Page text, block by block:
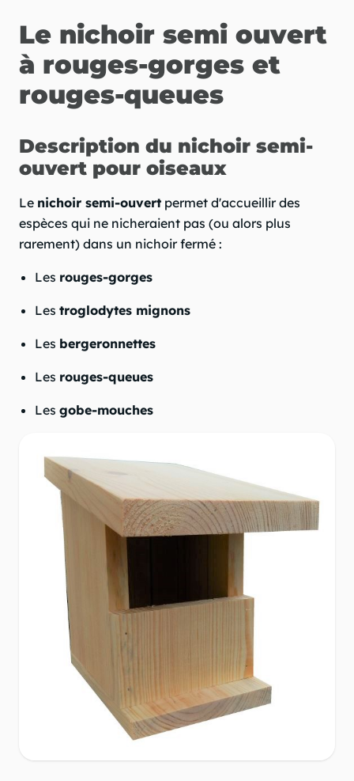
Le nichoir semi ouvert
à rouges-gorges et
rouges-queues
Description du nichoir semi-
ouvert pour oiseaux
Le nichoir semi-ouvert permet d'accueillir des
espèces qui ne nicheraient pas (ou alors plus
rarement) dans un nichoir fermé :
Les rouges-gorges
Les troglodytes mignons
Les bergeronnettes
Les rouges-queues
Les gobe-mouches